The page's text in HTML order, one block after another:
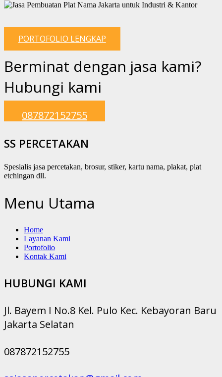
PORTOFOLIO LENGKAP
Berminat dengan jasa kami?
Hubungi kami
087872152755
SS PERCETAKAN
Spesialis jasa percetakan, brosur, stiker, kartu nama, plakat, plat
etchingan dll.
Menu Utama
Home
Layanan Kami
Portofolio
Kontak Kami
HUBUNGI KAMI
Jl. Bayem I No.8 Kel. Pulo Kec. Kebayoran Baru
Jakarta Selatan
087872152755